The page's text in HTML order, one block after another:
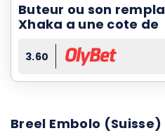
Buteur ou son
Xhaka a une cote de
3.60
Breel Embolo (Suisse)